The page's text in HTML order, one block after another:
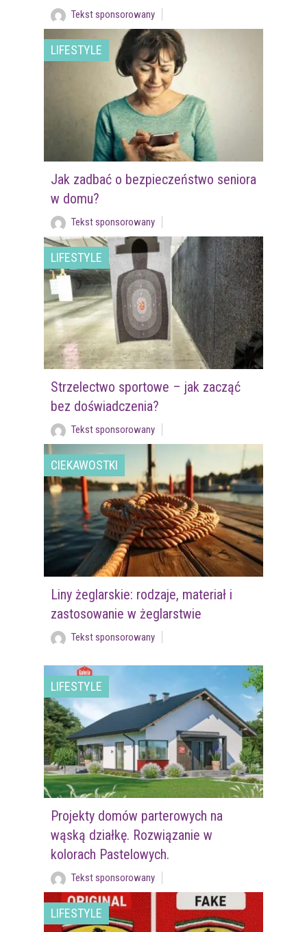
Tekst sponsorowany
LIFESTYLE
Jak zadbać o bezpieczeństwo seniora
w domu?
Tekst sponsorowany
LIFESTYLE
Strzelectwo sportowe – jak zacząć
bez doświadczenia?
Tekst sponsorowany
CIEKAWOSTKI
Liny żeglarskie: rodzaje, materiał i
zastosowanie w żeglarstwie
Tekst sponsorowany
LIFESTYLE
Projekty domów parterowych na
wąską działkę. Rozwiązanie w
kolorach Pastelowych.
Tekst sponsorowany
LIFESTYLE